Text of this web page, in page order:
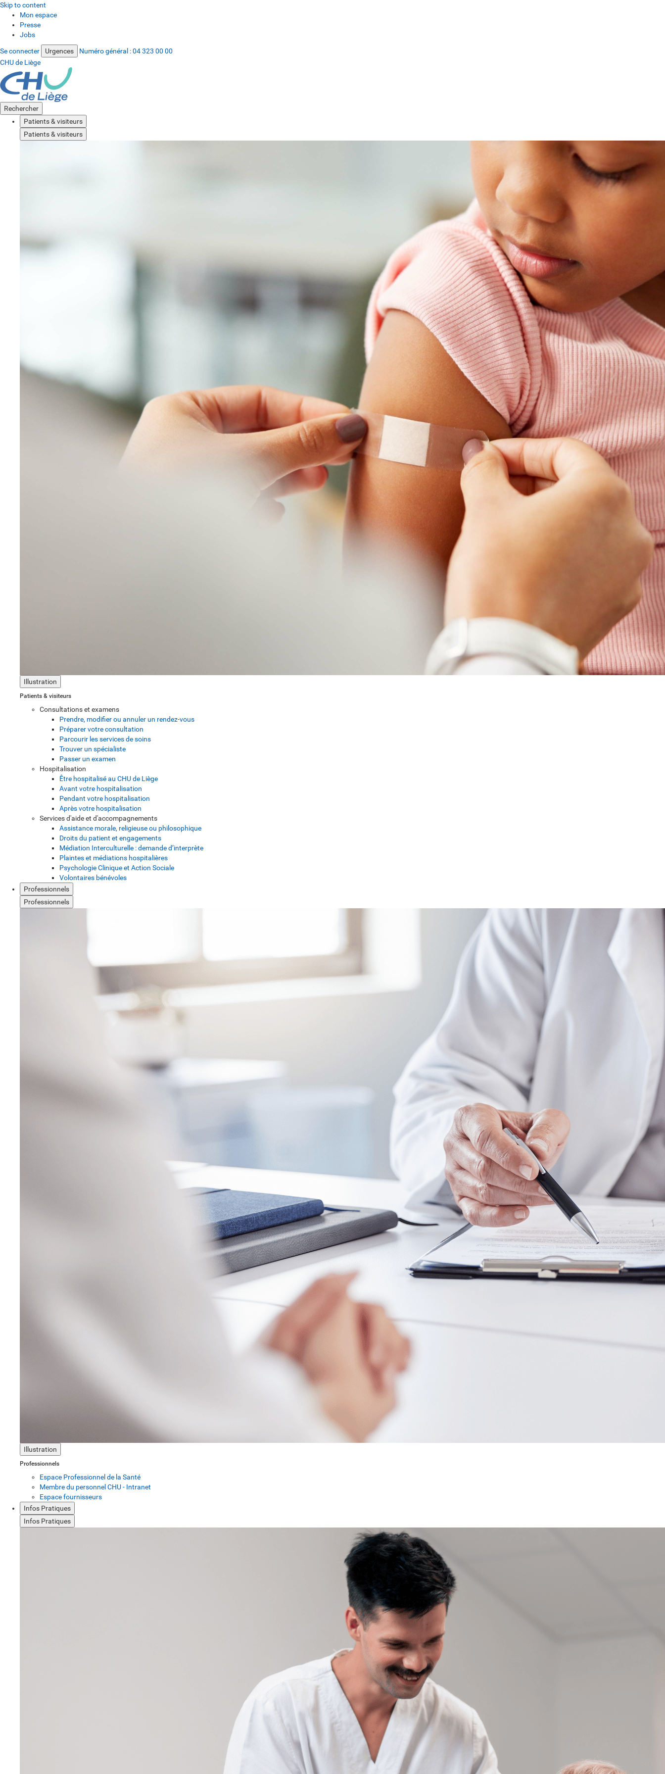
Skip to content
Mon espace
Presse
Jobs
Se connecter Urgences Numéro général :04 323 00 00
CHU de Liège
Rechercher
Patients & visiteurs
Patients & visiteurs
Illustration
Patients & visiteurs
Consultations et examens
Prendre, modifier ou annuler un rendez-vous
Préparer votre consultation
Parcourir les services de soins
Trouver un spécialiste
Passer un examen
Hospitalisation
Être hospitalisé au CHU de Liège
Avant votre hospitalisation
Pendant votre hospitalisation
Après votre hospitalisation
Services d'aide et d'accompagnements
Assistance morale, religieuse ou philosophique
Droits du patient et engagements
Médiation Interculturelle : demande d’interprète
Plaintes et médiations hospitalières
Psychologie Clinique et Action Sociale
Volontaires bénévoles
Professionnels
Professionnels
Illustration
Professionnels
Espace Professionnel de la Santé
Membre du personnel CHU - Intranet
Espace fournisseurs
Infos Pratiques
Infos Pratiques